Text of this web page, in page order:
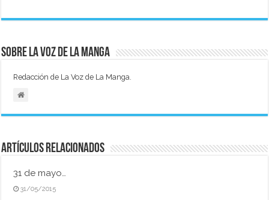
Sobre La Voz de La Manga
Redacción de La Voz de La Manga.
Artículos relacionados
31 de mayo…
31/05/2015